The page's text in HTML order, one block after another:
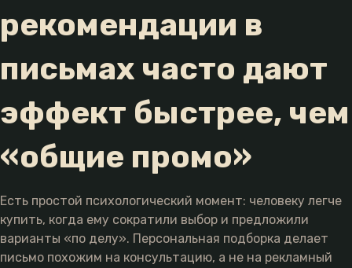
рекомендации в
письмах часто дают
эффект быстрее, чем
«общие промо»
Есть простой психологический момент: человеку легче
купить, когда ему сократили выбор и предложили
варианты «по делу». Персональная подборка делает
письмо похожим на консультацию, а не на рекламный